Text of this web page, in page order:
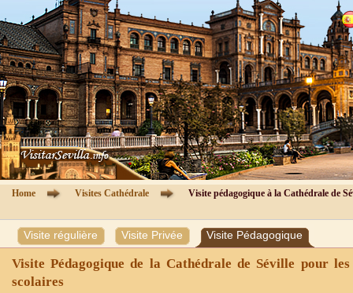
Cathédrale de Séville
Visites Guidées
Information
Billets
Guide de Séville
Hôtels
Agences
Home Visites Cathédrale Visite pédagogique à la Cathédrale de
Visite régulière Visite Privée Visite Pédagogique
Visite Pédagogique de la Cathédrale de Séville pour les
scolaires